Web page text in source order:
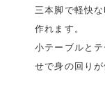
三本脚で軽快
作れます。
小テーブルと
せで身の回りが